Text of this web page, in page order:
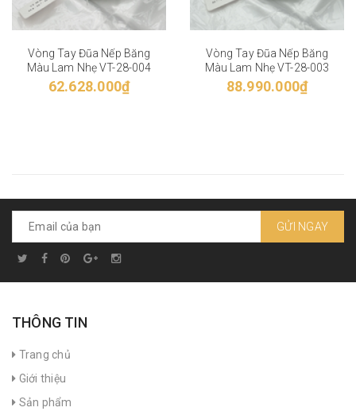
Vòng Tay Đũa Nếp Băng
Màu Lam Nhẹ VT-28-004
62.628.000₫
Vòng Tay Đũa Nếp Băng
Màu Lam Nhẹ VT-28-003
88.990.000₫
GỬI NGAY
THÔNG TIN
Trang chủ
Giới thiệu
Sản phẩm